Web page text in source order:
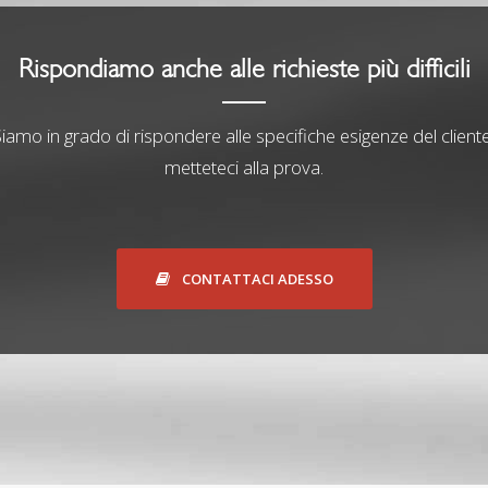
Rispondiamo anche alle richieste più difficili
in grado di rispondere alle specifiche esigenze del
metteteci alla prova.
CONTATTACI ADESSO